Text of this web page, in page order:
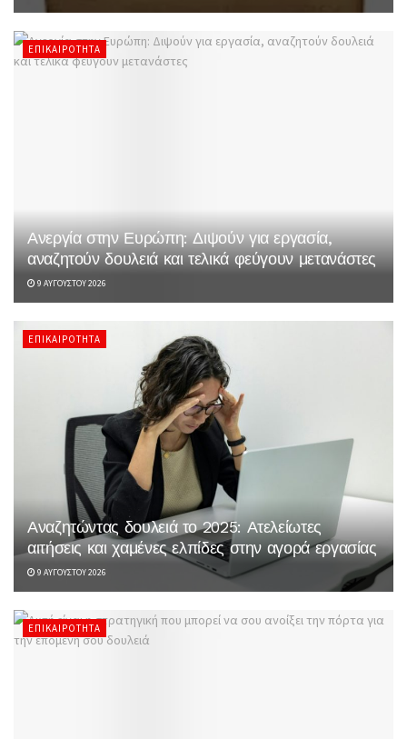
ΕΠΙΚΑΙΡΌΤΗΤΑ
Ανεργία στην Ευρώπη: Διψούν για εργασία,
αναζητούν δουλειά και τελικά φεύγουν μετανάστες
9 ΑΥΓΟΎΣΤΟΥ 2026
ΕΠΙΚΑΙΡΌΤΗΤΑ
Αναζητώντας δουλειά το 2025: Ατελείωτες
αιτήσεις και χαμένες ελπίδες στην αγορά εργασίας
9 ΑΥΓΟΎΣΤΟΥ 2026
ΕΠΙΚΑΙΡΌΤΗΤΑ